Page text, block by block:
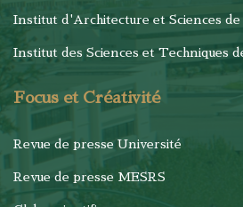
Institut d'Architecture et Sciences
Institut des Sciences et Techniques
Focus et Créativité
Revue de presse Université
Revue de presse MESRS